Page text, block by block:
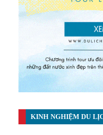
KINH NGHIỆM DU